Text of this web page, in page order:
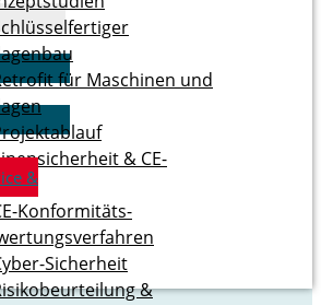
für Maschinen und
& CE-
­Konformitäts­
Sicherheit
&
&